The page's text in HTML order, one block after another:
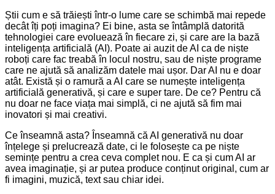
Știi cum e să trăiești într-o lume care se schimbă mai repede
decât îți poți imagina? Ei bine, asta se întâmplă datorită
tehnologiei care evoluează în fiecare zi, și care are la bază
inteligența artificială (AI). Poate ai auzit de AI ca de niște
roboți care fac treabă în locul nostru, sau de niște programe
care ne ajută să analizăm datele mai ușor. Dar AI nu e doar
atât. Există și o ramură a AI care se numește inteligența
artificială generativă, și care e super tare. De ce? Pentru că
nu doar ne face viața mai simplă, ci ne ajută să fim mai
inovatori și mai creativi.
Ce înseamnă asta? Înseamnă că AI generativă nu doar
înțelege și prelucrează date, ci le folosește ca pe niște
semințe pentru a crea ceva complet nou. E ca și cum AI ar
avea imaginație, și ar putea produce conținut original, cum ar
fi imagini, muzică, text sau chiar idei.